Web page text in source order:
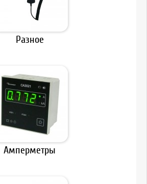
Разное
Амперметры